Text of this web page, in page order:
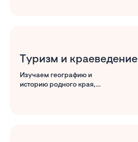
Туризм и краеведение
Изучаем географию и
историю родного края,